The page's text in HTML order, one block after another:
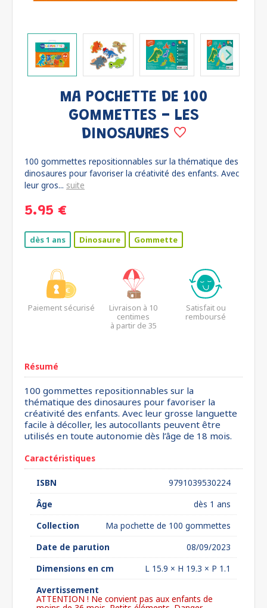
MA POCHETTE DE 100
GOMMETTES - LES
DINOSAURES
100 gommettes repositionnables sur la thématique des
dinosaures pour favoriser la créativité des enfants. Avec
leur gros... suite
5.95 €
dès 1 ans Dinosaure Gommette
Paiement sécurisé
Livraison à 10
centimes
à partir de 35
Satisfait ou
remboursé
Résumé
100 gommettes repositionnables sur la
thématique des dinosaures pour favoriser la
créativité des enfants. Avec leur grosse languette
facile à décoller, les autocollants peuvent être
utilisés en toute autonomie dès l’âge de 18 mois.
Caractéristiques
ISBN
9791039530224
Âge
dès 1 ans
Collection
Ma pochette de 100 gommettes
Date de parution
08/09/2023
Dimensions en cm
L 15.9 × H 19.3 × P 1.1
Avertissement
ATTENTION ! Ne convient pas aux enfants de